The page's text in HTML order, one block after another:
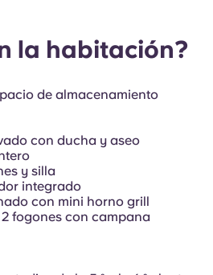
la habitación?
de almacenamiento
con ducha y aseo
y silla
integrado
con mini horno grill
fogones con campana